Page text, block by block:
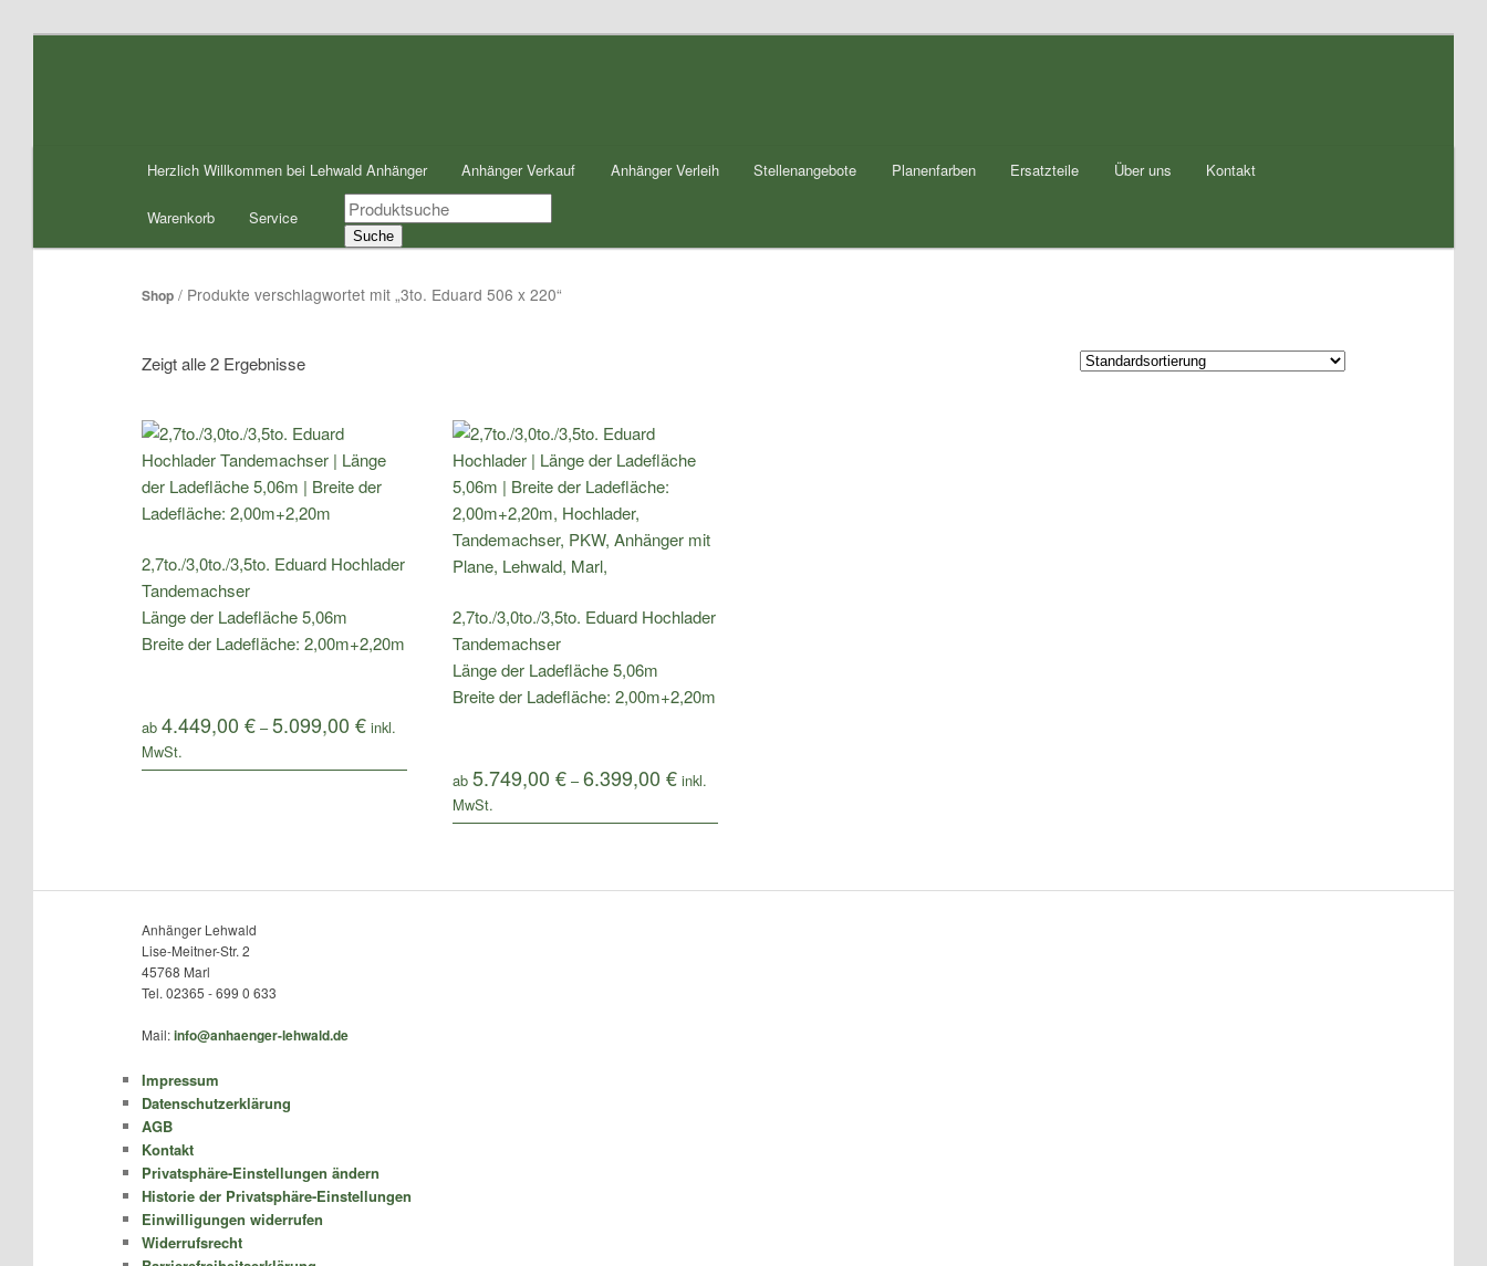
Herzlich Willkommen bei Lehwald Anhänger Anhänger Verkauf Anhänger Verleih Stellenangebote Planenfarben Ersatzteile Über uns Kontakt
Warenkorb Service
Products
search
Suche
Shop/ Produkte verschlagwortet mit „3to. Eduard 506 x 220“
Zeigt alle 2 Ergebnisse
2,7to./3,0to./3,5to. Eduard Hochlader
Tandemachser
Länge der Ladefläche 5,06m
Breite der Ladefläche: 2,00m+2,20m
ab 4.449,00 €– 5.099,00 €
2,7to./3,0to./3,5to. Eduard Hochlader
Tandemachser
Länge der Ladefläche 5,06m
Breite der Ladefläche: 2,00m+2,20m
ab5.749,00€ –6.399,00€
Anhänger Lehwald
Lise-Meitner-Str. 2
45768 Marl
Tel. 02365 - 699 0 633
Mail:info@anhaenger-lehwald.de
Impressum
Datenschutzerklärung
AGB
Kontakt
Privatsphäre-Einstellungen ändern
Historie der Privatsphäre-Einstellungen
Einwilligungen widerrufen
Widerrufsrecht